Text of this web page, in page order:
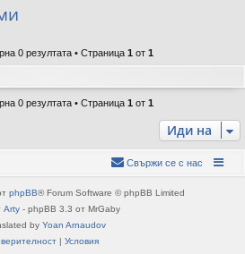
0 резултата • Страница 1 от 1
0 резултата • Страница 1 от 1
Иди на
Свържи се с нас
phpBB® Forum Software © phpBB Limited
Arty - phpBB 3.3 от MrGaby
by Yoan Arnaudov
| Условия